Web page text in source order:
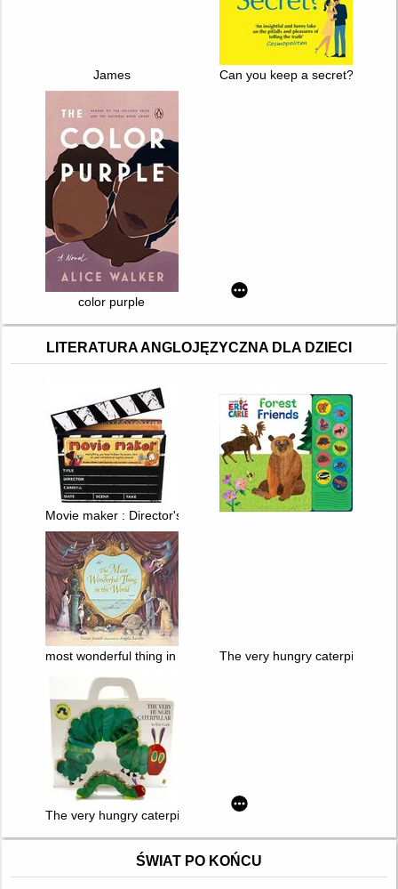
James Can you keep a secret?
color purple
LITERATURA ANGLOJĘZYCZNA DLA DZIECI
Movie maker : Director's Handbook
most wonderful thing in the worldThe very hungry caterpillar
The very hungry caterpillar : Giant Board Book
ŚWIAT PO KOŃCU